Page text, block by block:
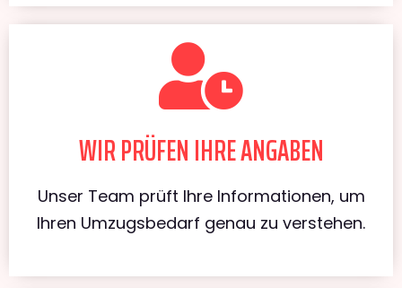
WIR PRÜFEN IHRE ANGABEN
Unser Team prüft Ihre Informationen, um
Ihren Umzugsbedarf genau zu verstehen.